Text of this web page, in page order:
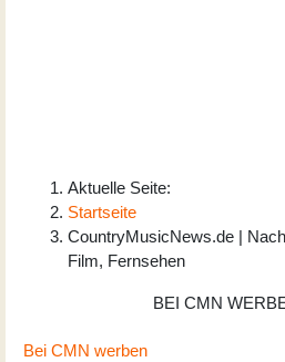
Aktuelle Seite:
Startseite
CountryMusicNews.de |
Film, Fernsehen
BEI CMN
Bei CMN werben